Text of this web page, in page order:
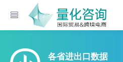
各省进出口数据